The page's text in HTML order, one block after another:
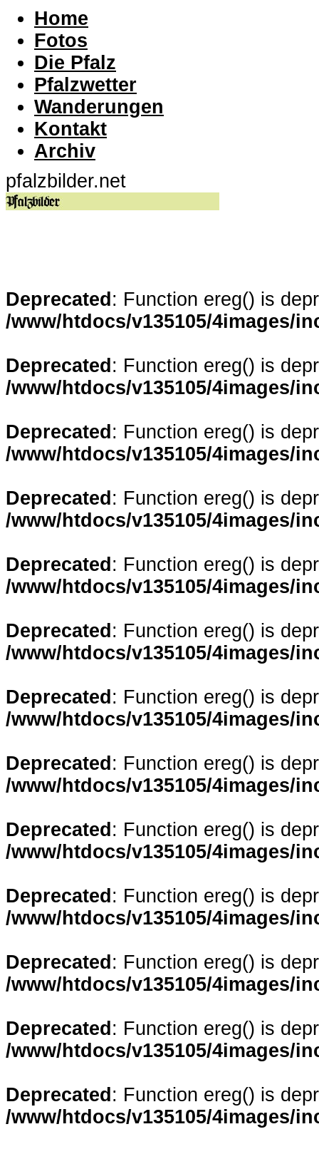
Home
Fotos
Die Pfalz
Pfalzwetter
Wanderungen
Kontakt
Archiv
pfalzbilder.net
Deprecated : Function ereg() is
/www/htdocs/v135105/4images/
Deprecated : Function ereg() is
/www/htdocs/v135105/4images/
Deprecated : Function ereg() is
/www/htdocs/v135105/4images/
Deprecated : Function ereg() is
/www/htdocs/v135105/4images/
Deprecated : Function ereg() is
/www/htdocs/v135105/4images/
Deprecated : Function ereg() is
/www/htdocs/v135105/4images/
Deprecated : Function ereg() is
/www/htdocs/v135105/4images/
Deprecated : Function ereg() is
/www/htdocs/v135105/4images/
Deprecated : Function ereg() is
/www/htdocs/v135105/4images/
Deprecated : Function ereg() is
/www/htdocs/v135105/4images/
Deprecated : Function ereg() is
/www/htdocs/v135105/4images/
Deprecated : Function ereg() is
/www/htdocs/v135105/4images/
Deprecated : Function ereg() is
/www/htdocs/v135105/4images/